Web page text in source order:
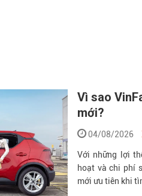
Vì sao
mới?
04/08/2026
Với những lợi
hoạt và chi phí
mới ưu tiên khi